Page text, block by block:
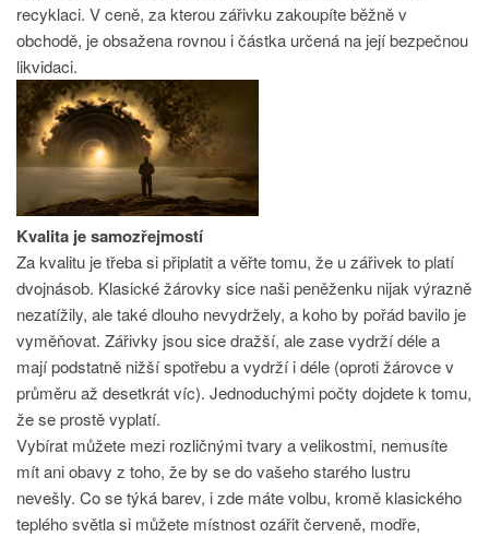
recyklaci. V ceně, za kterou zářivku zakoupíte běžně v
obchodě, je obsažena rovnou i částka určená na její bezpečnou
likvidaci.
Kvalita je samozřejmostí
Za kvalitu je třeba si připlatit a věřte tomu, že u zářivek to platí
dvojnásob. Klasické žárovky sice naši peněženku nijak výrazně
nezatížily, ale také dlouho nevydržely, a koho by pořád bavilo je
vyměňovat. Zářivky jsou sice dražší, ale zase vydrží déle a
mají podstatně nižší spotřebu a vydrží i déle (oproti žárovce v
průměru až desetkrát víc). Jednoduchými počty dojdete k tomu,
že se prostě vyplatí.
Vybírat můžete mezi rozličnými tvary a velikostmi, nemusíte
mít ani obavy z toho, že by se do vašeho starého lustru
nevešly. Co se týká barev, i zde máte volbu, kromě klasického
teplého světla si můžete místnost ozářit červeně, modře,